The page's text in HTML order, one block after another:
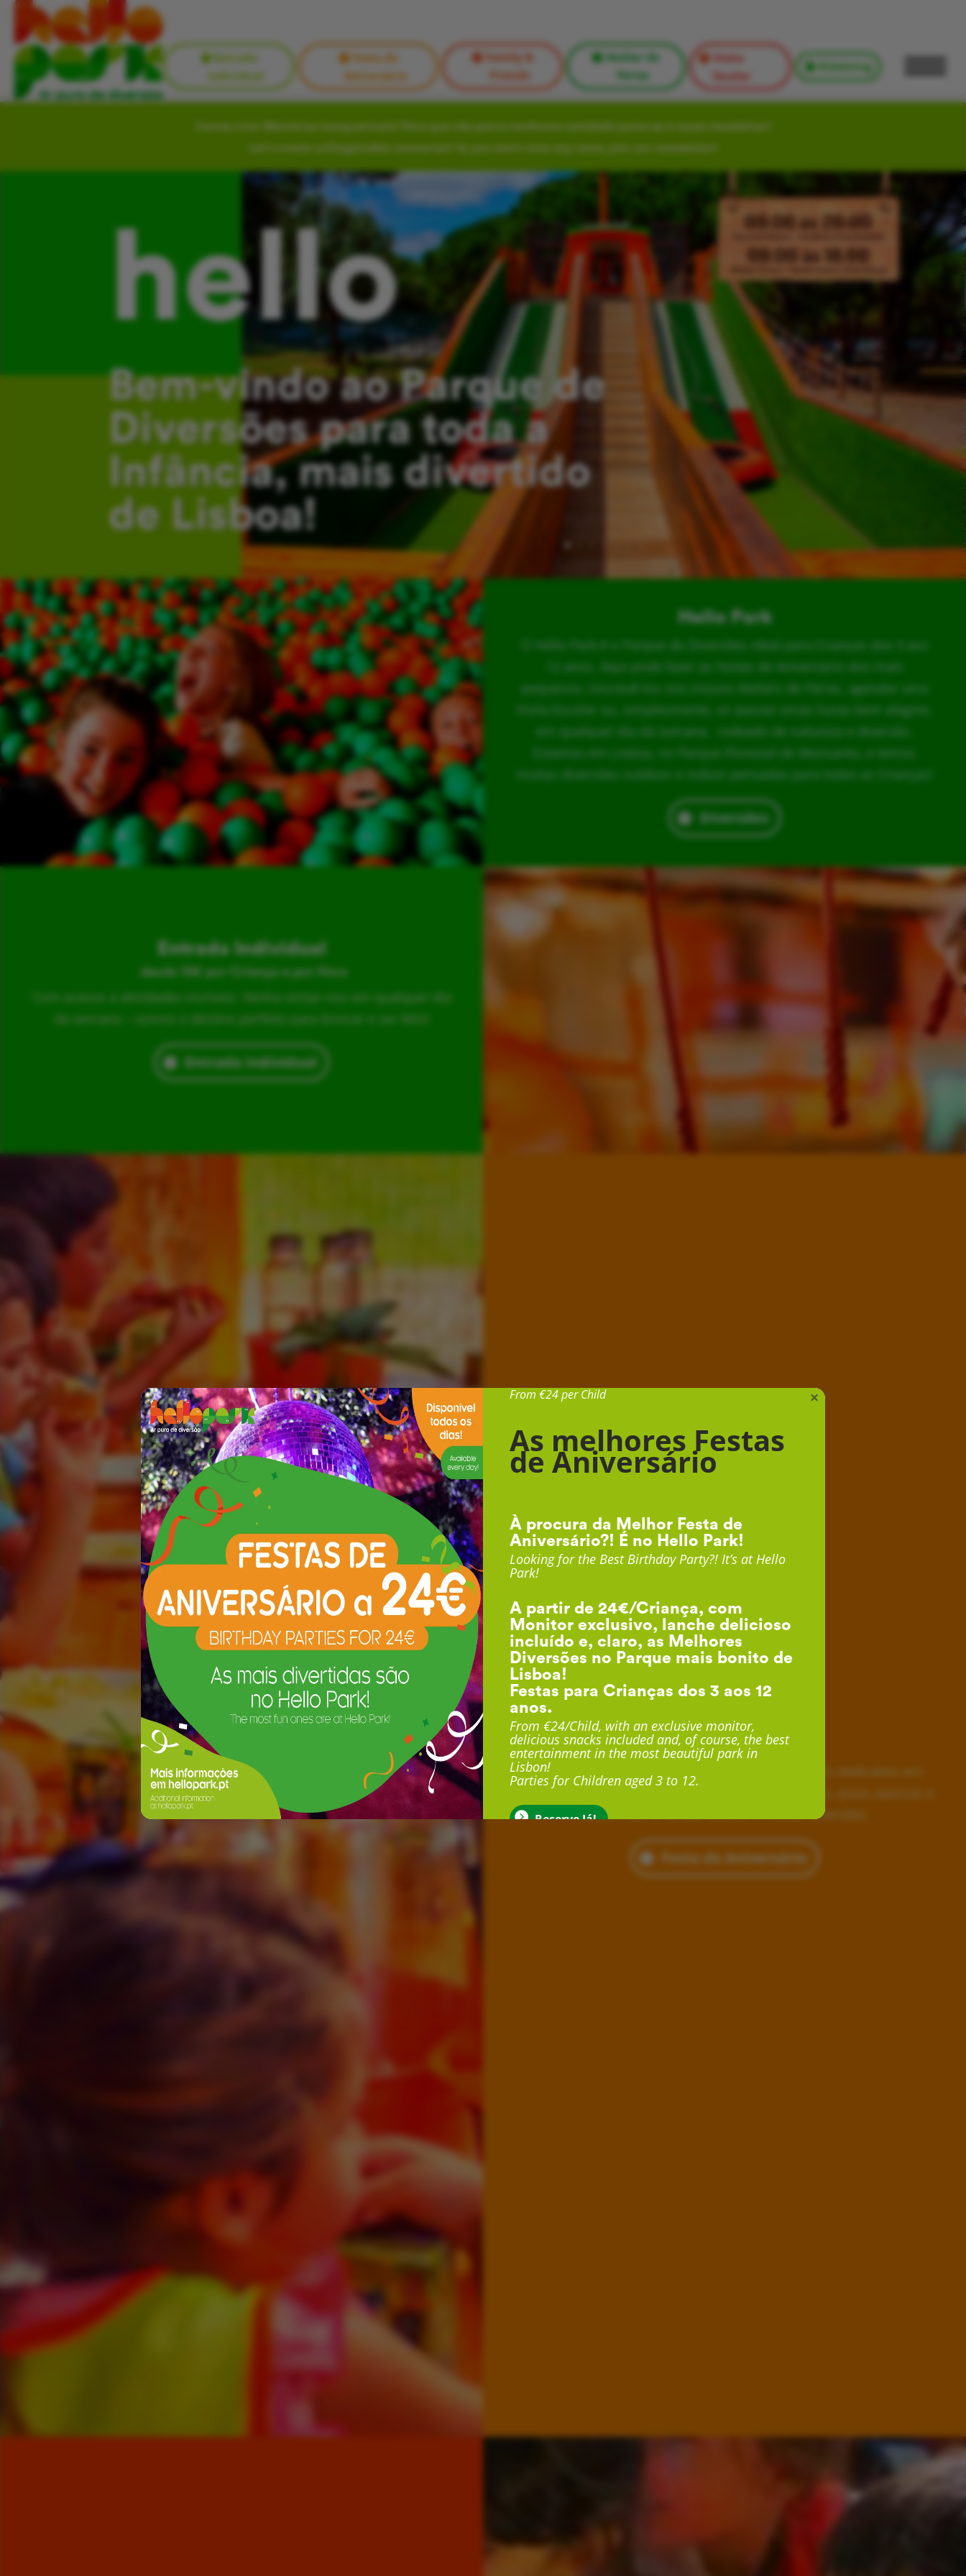
Entrada
Individual
Festa de
Aniversário
Family &
Friends
Atelier de
Férias
Visita
Escolar
Kidsitting
Vamos criar Memórias inesquecíveis? Para que não perca nenhuma novidade junte-se à nossa newsletter!
Let’s create unforgettable memories? So you don’t miss any news, join our newsletter!
hello
Bem-vindo ao Parque de
Diversões para toda a
Infância, mais divertido
de Lisboa!
Hello Park
O Hello Park é o Parque de Diversões ideal para Crianças dos 3 aos
12 anos. Aqui pode fazer as Festas de Aniversário dos mais
pequenos, inscrevê-los nos nossos Ateliers de Férias, agendar uma
Visita Escolar ou, simplesmente, vir passar umas horas bem alegres,
em qualquer dia da semana, rodeado de natureza e diversão.
Estamos em Lisboa, no Parque Florestal de Monsanto, e temos
muitas diversões outdoor e indoor pensadas para todas as Crianças!
Diversões
Entrada Individual
desde 15€ por Criança e por Hora
Com acesso a atividades incríveis. Venha visitar-nos em qualquer dia
da semana – somos o destino perfeito para brincar e ser feliz!
Entrada Individual
Festa de Aniversário
desde 24€ por Criança
Com duração até 3 horas inesquecíveis, monitores dedicados em
exclusivo, sala exclusiva, lanche delicioso com fruta, pizza, pipocas e
muito mais e, ainda, acesso a muitas diversões.
Festa de Aniversário
From €24 per Child
As melhores Festas
de Aniversário
À procura da Melhor Festa de
Aniversário?! É no Hello Park!
Looking for the Best Birthday Party?! It’s at Hello
Park!
A partir de 24€/Criança, com
Monitor exclusivo, lanche delicioso
incluído e, claro, as Melhores
Diversões no Parque mais bonito de
Lisboa!
Festas para Crianças dos 3 aos 12
anos.
From €24/Child, with an exclusive monitor,
delicious snacks included and, of course, the best
entertainment in the most beautiful park in
Lisbon!
Parties for Children aged 3 to 12.
Reserve Já!
×